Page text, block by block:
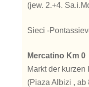
(jew. 2.+4. Sa.
Sieci -
Mercatino Km 0
Markt der
(Piaza Albizi , ab